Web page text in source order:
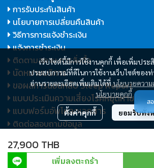
27,900 THB
เพิ่มลงตะกร้า
เว็บไซต์นี้มีการใช้งานคุกกี้ เพื่อเพิ่มปร
ประสบการณ์ที่ดีในการใช้งานเว็บไซต์ของ
อ่านรายละเอียดเพิ่มเติมได้ที่นโยบายควา
นโยบายคุกกี้
ตั้งค่าคุกกี้ ยอมรับทั้ง
การรับประกันสินค้า
นโยบายการเปลี่ยนคืนสินค้า
วิธีการการแจ้งชำระเงิน
แจ้งการชำระเงิน
ติดตามสถานะการสั่งซื้อ
นัดหมายบริการ
ขอผลการนอนหลับ Sleep Report
แบบประเมินความเสี่ยงโรคหยุดหายใจ
แบบฟอร์มอัพโหลดเอกสาร
ติดต่อสอบถามข้อมูล
©Copyright P.K. Healthcare and Medical
ส